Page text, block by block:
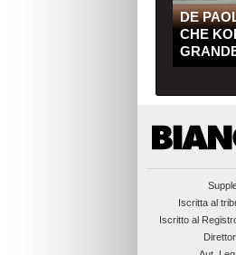
DE
CHE
Iscritta al
Iscritto al